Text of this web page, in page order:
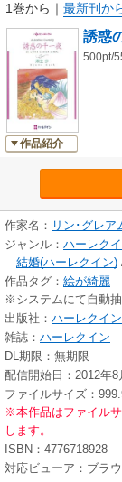
1巻から ｜ 最新刊か
作品紹介
誘惑
500pt/
作家名： リン･グレア
ジャンル： ハーレク
結婚(ハーレクイン)
作品タグ： 絵が綺麗
※システムにて自動
出版社： ハーレクイン
雑誌： ハーレクイン
DL期限：無期限
配信開始日：2012年8
ファイルサイズ：
※本作品はファイル
します。
ISBN：4776718928
対応ビューア：ブラ